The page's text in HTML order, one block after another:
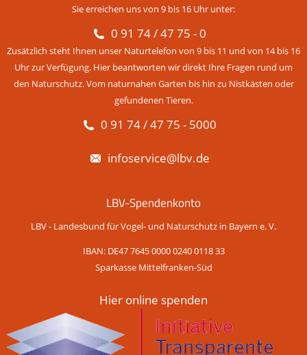
Sie erreichen uns von 9 bis 16 Uhr unter:
0 91 74 / 47 75 - 0
Zusätzlich steht Ihnen unser Naturtelefon von 9 bis 11 und von 14 bis 16
Uhr zur Verfügung. Hier beantworten wir direkt Ihre Fragen rund um
den Naturschutz. Vom naturnahen Garten bis hin zu Nistkästen oder
gefundenen Tieren.
0 91 74 / 47 75 - 5000
infoservice@lbv.de
LBV-Spendenkonto
LBV - Landesbund für Vogel- und Naturschutz in Bayern e. V.
IBAN: DE47 7645 0000 0240 0118 33
Sparkasse Mittelfranken-Süd
Hier online spenden